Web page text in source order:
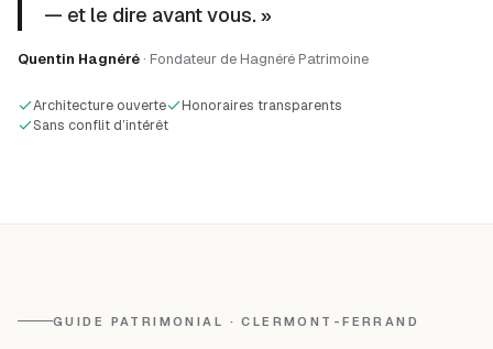
— et le dire avant vous. »
Quentin Hagnéré · Fondateur de Hagnéré Patrimoine
Architecture ouverte
Honoraires transparents
Sans conflit d’intérêt
GUIDE PATRIMONIAL · CLERMONT-FERRAND